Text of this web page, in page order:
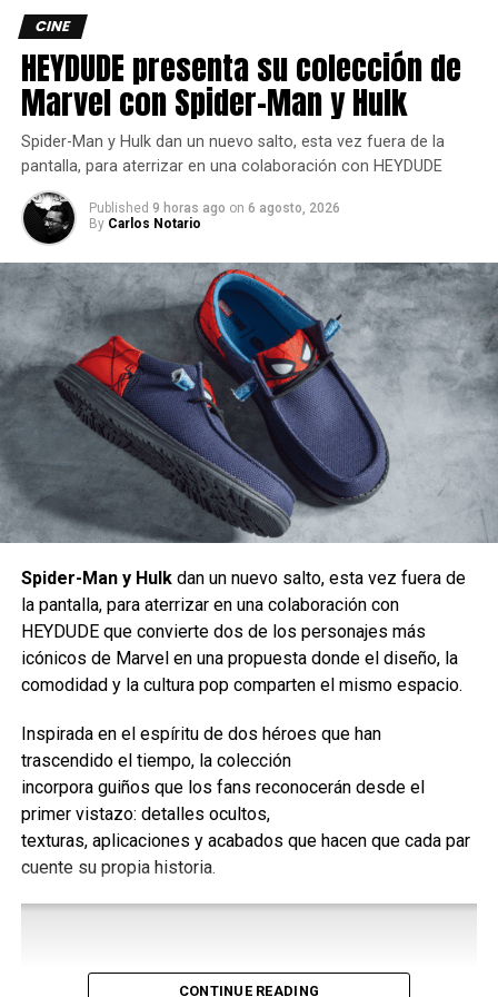
película se estrenará directamente en streaming.
El regreso del director de
Alien: Romulus
En cuanto a Romulus, Steve Asbell, jefe de 20th Century
Studios, confirmó que el director Fede Álvarez está en
conversaciones para dirigir una secuela directa.
Esta continuaría el viaje de los sobrevivientes de la
película anterior, Rain Carradine y su hermano androide,
Andy.
“Estamos trabajando en una idea de secuela ahora.
Todavía no hemos cerrado nuestro trato con Fede
[Álvarez], pero lo haremos, y él tiene una idea en la que
interpretados por Cailee Spaeny y David Jonsson, fueron
los puntos destacados de la película. Y siempre pienso en
ello como, ‘Wow, ¿adónde quiere la gente que vayan
después?’ Sabemos que habrá extraterrestres. Sabemos
que habrá grandes escenas de terror. Pero me enamoré de
ambos y quiero ver cuál es su historia”.
CINE
HEYDUDE presenta su colección de
Marvel con Spider-Man y Hulk
Spider-Man y Hulk dan un nuevo salto, esta vez fuera de la
pantalla, para aterrizar en una colaboración con HEYDUDE
Published 9 horas ago on 6 agosto, 2026
By Carlos Notario
Spider-Man y Hulkdan un nuevo salto, esta vez fuera de
la pantalla, para aterrizar en una colaboración con
HEYDUDE que convierte dos de los personajes más
icónicos de Marvel en una propuesta donde el diseño, la
comodidad y la cultura pop comparten el mismo espacio.
Inspirada en el espíritu de dos héroes que han
trascendido el tiempo, la colección
incorpora guiños que los fans reconocerán desde el
primer vistazo: detalles ocultos,
texturas, aplicaciones y acabados que hacen que cada par
cuente su propia historia.
CONTINUE READING